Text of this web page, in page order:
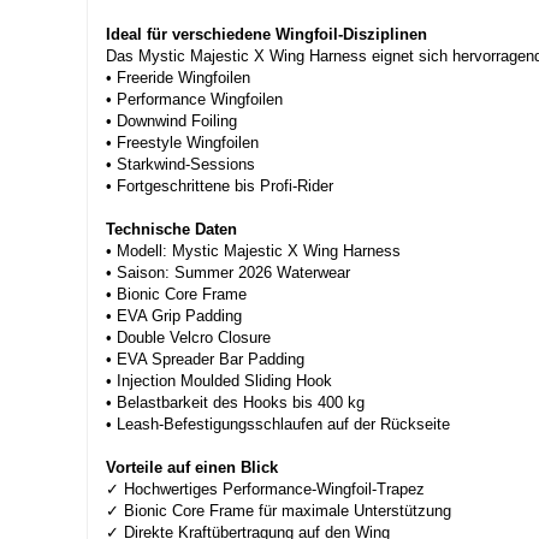
Ideal für verschiedene Wingfoil-Disziplinen
Das Mystic Majestic X Wing Harness eignet sich
• Freeride Wingfoilen
• Performance Wingfoilen
• Downwind Foiling
• Freestyle Wingfoilen
• Starkwind-Sessions
• Fortgeschrittene bis Profi-Rider
Technische Daten
• Modell: Mystic Majestic X Wing Harness
• Saison: Summer 2026 Waterwear
• Bionic Core Frame
• EVA Grip Padding
• Double Velcro Closure
• EVA Spreader Bar Padding
• Injection Moulded Sliding Hook
• Belastbarkeit des Hooks bis 400 kg
• Leash-Befestigungsschlaufen auf der Rückseite
Vorteile auf einen Blick
✓ Hochwertiges Performance-Wingfoil-Trapez
✓ Bionic Core Frame für maximale Unterstützung
✓ Direkte Kraftübertragung auf den Wing